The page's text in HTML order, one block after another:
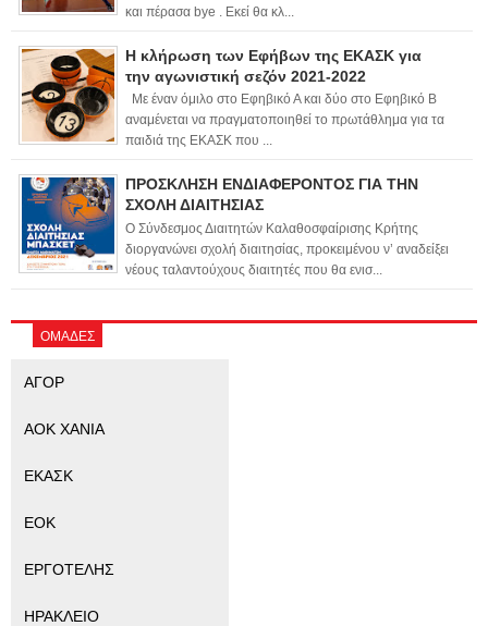
και πέρασα bye . Εκεί θα κλ...
Η κλήρωση των Εφήβων της ΕΚΑΣΚ για
την αγωνιστική σεζόν 2021-2022
Με έναν όμιλο στο Εφηβικό Α και δύο στο Εφηβικό Β
αναμένεται να πραγματοποιηθεί το πρωτάθλημα για τα
παιδιά της ΕΚΑΣΚ που ...
ΠΡΟΣΚΛΗΣΗ ΕΝΔΙΑΦΕΡΟΝΤΟΣ ΓΙΑ ΤΗΝ
ΣΧΟΛΗ ΔΙΑΙΤΗΣΙΑΣ
Ο Σύνδεσμος Διαιτητών Καλαθοσφαίρισης Κρήτης
διοργανώνει σχολή διαιτησίας, προκειμένου ν’ αναδείξει
νέους ταλαντούχους διαιτητές που θα ενισ...
ΟΜΑΔΕΣ
ΑΓΟΡ
ΑΟΚ ΧΑΝΙΑ
ΕΚΑΣΚ
ΕΟΚ
ΕΡΓΟΤΕΛΗΣ
ΗΡΑΚΛΕΙΟ